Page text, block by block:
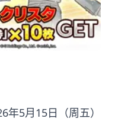
5月15日（周五）